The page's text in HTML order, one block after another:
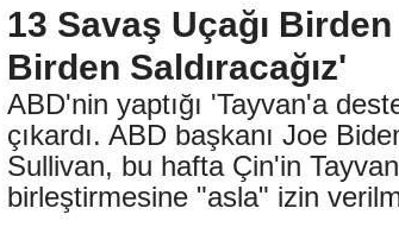
13 Savaş Uçağı
Birden Saldıracağız'
ABD'nin yaptığı 'Tayvan'a
çıkardı. ABD başkanı Joe
Sullivan, bu hafta Çin'in
birleştirmesine "asla" izin